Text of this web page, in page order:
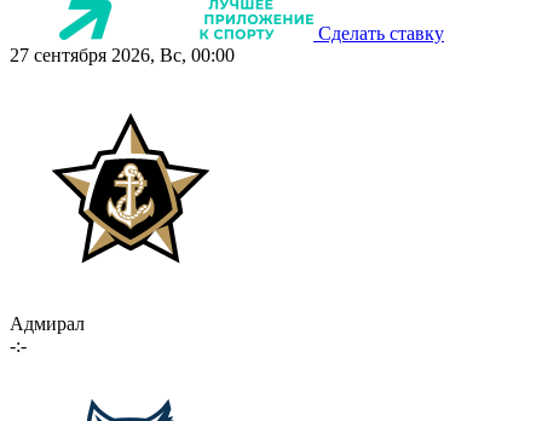
Сделать ставку
27 сентября 2026, Вс, 00:00
Адмирал
-:-